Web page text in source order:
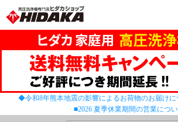
◆令和8年熊本地震の影響によるお荷物のお届け
■2026 夏季休業期間の営業につ